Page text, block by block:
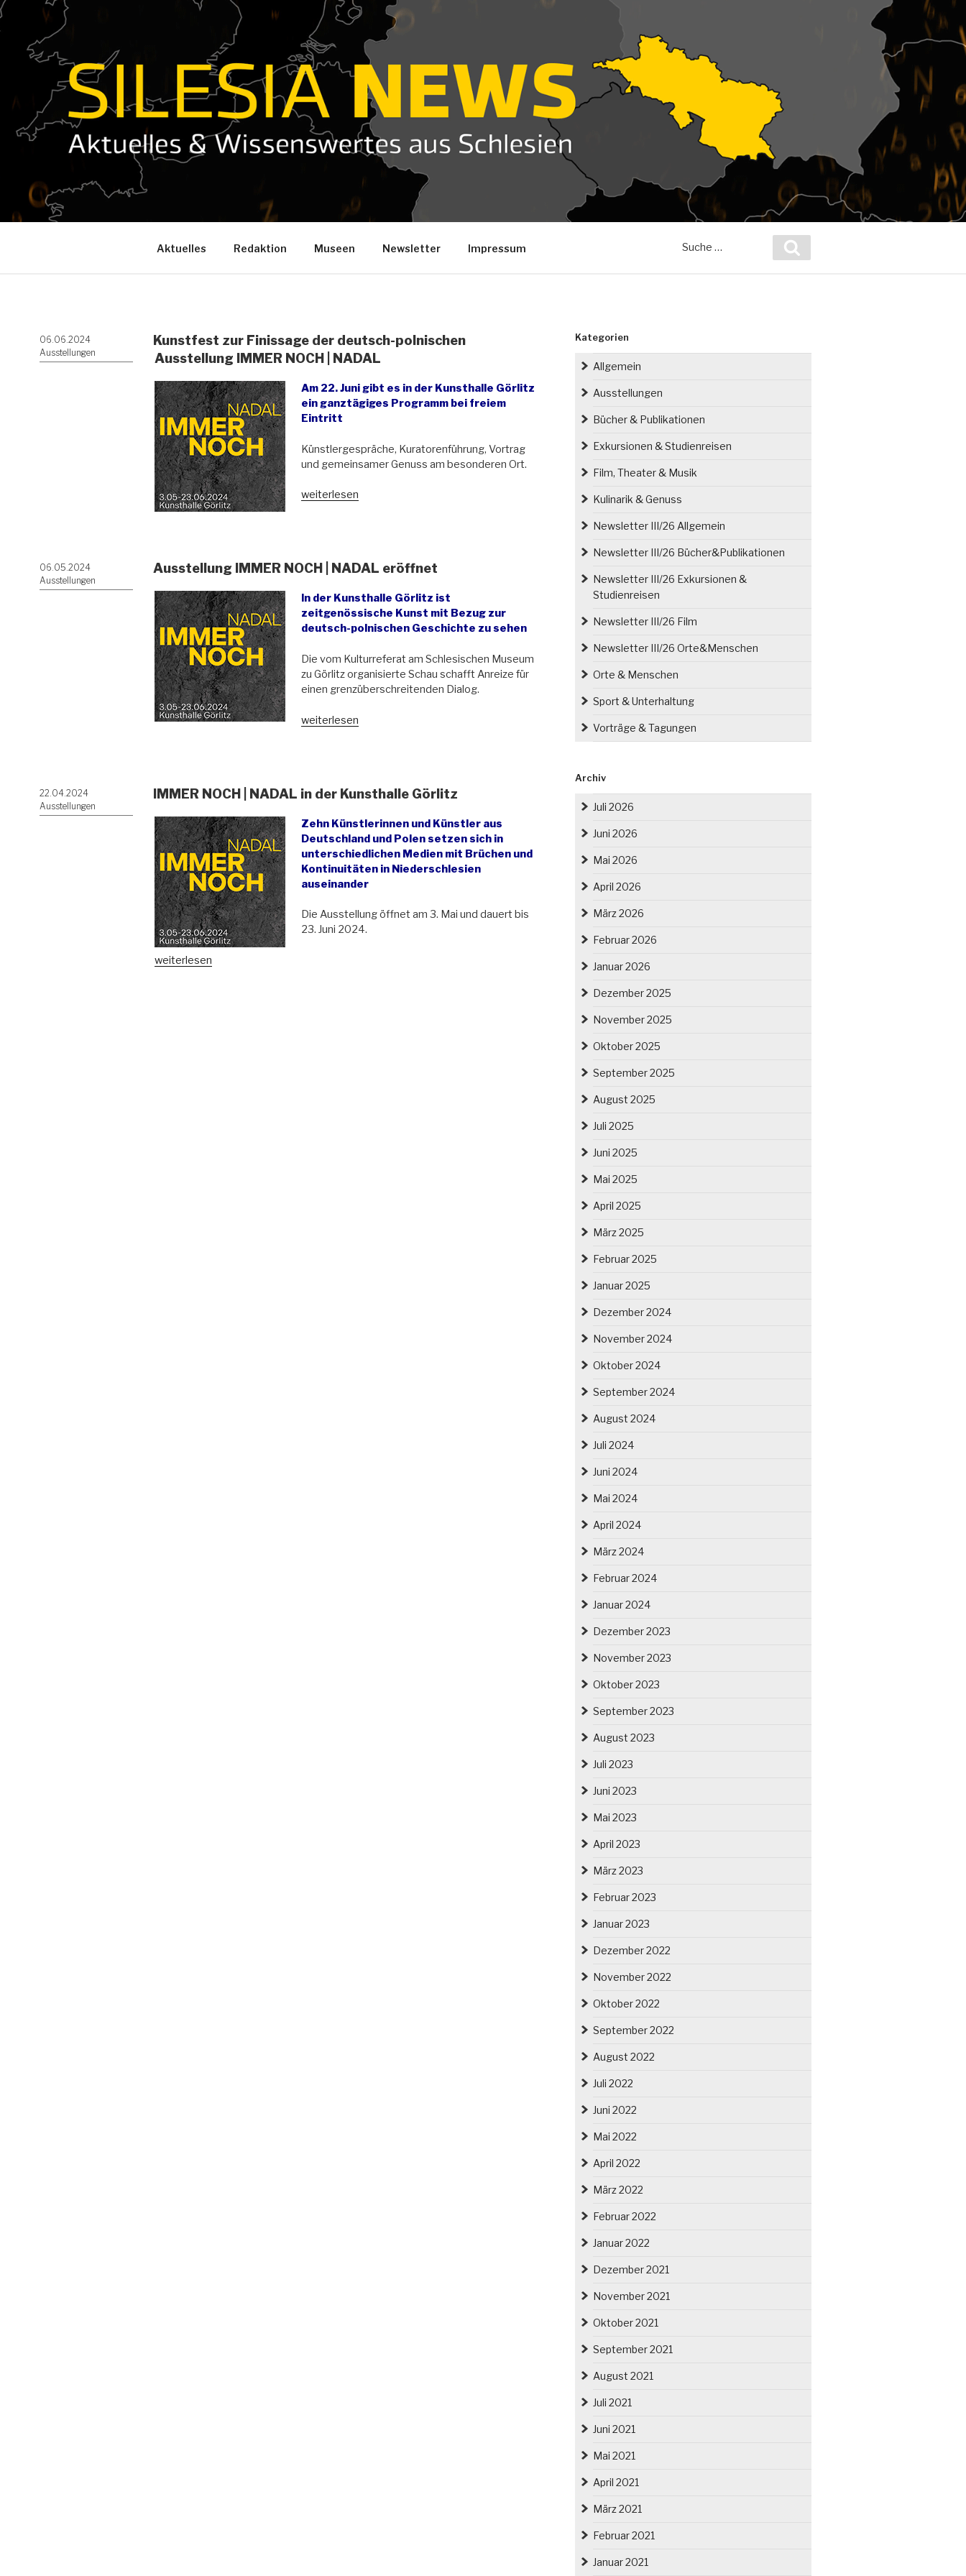
Zum
Inhalt
springen
Aktuelles Redaktion Museen Newsletter Impressum
nach:
Veröffentlicht
am
06.06.2024
Ausstellungen
Kunstfest zur Finissage der deutsch-polnischen
Ausstellung IMMER NOCH | NADAL
Am 22. Juni gibt es in der Kunsthalle Görlitz
ein ganztägiges Programm bei freiem
Eintritt
Künstlergespräche, Kuratorenführung, Vortrag
und gemeinsamer Genuss am besonderen Ort.
„Kunstfest
polnischen
IMMER
NOCH
|
weiterlesen
Veröffentlicht
am
06.05.2024
Ausstellungen
Ausstellung IMMER NOCH | NADAL eröffnet
In der Kunsthalle Görlitz ist
zeitgenössische Kunst mit Bezug zur
deutsch-polnischen Geschichte zu sehen
Die vom Kulturreferat am Schlesischen Museum
zu Görlitz organisierte Schau schafft Anreize für
einen grenzüberschreitenden Dialog.
„Ausstellung
eröffnet“
weiterlesen
Veröffentlicht
am
22.04.2024
Ausstellungen
IMMER NOCH | NADAL in der Kunsthalle Görlitz
Zehn Künstlerinnen und Künstler aus
Deutschland und Polen setzen sich in
unterschiedlichen Medien mit Brüchen und
Kontinuitäten in Niederschlesien
auseinander
Die Ausstellung öffnet am 3. Mai und dauert bis
23. Juni 2024.
„IMMER
weiterlesen
Kategorien
Allgemein
Ausstellungen
Bücher & Publikationen
Exkursionen & Studienreisen
Film, Theater & Musik
Kulinarik & Genuss
Newsletter III/26 Allgemein
Newsletter III/26 Bücher&Publikationen
Newsletter III/26 Exkursionen &
Studienreisen
Newsletter III/26 Film
Newsletter III/26 Orte&Menschen
Orte & Menschen
Sport & Unterhaltung
Vorträge & Tagungen
Archiv
Juli 2026
Juni 2026
Mai 2026
April 2026
März 2026
Februar 2026
Januar 2026
Dezember 2025
November 2025
Oktober 2025
September 2025
August 2025
Juli 2025
Juni 2025
Mai 2025
April 2025
März 2025
Februar 2025
Januar 2025
Dezember 2024
November 2024
Oktober 2024
September 2024
August 2024
Juli 2024
Juni 2024
Mai 2024
April 2024
März 2024
Februar 2024
Januar 2024
Dezember 2023
November 2023
Oktober 2023
September 2023
August 2023
Juli 2023
Juni 2023
Mai 2023
April 2023
März 2023
Februar 2023
Januar 2023
Dezember 2022
November 2022
Oktober 2022
September 2022
August 2022
Juli 2022
Juni 2022
Mai 2022
April 2022
März 2022
Februar 2022
Januar 2022
Dezember 2021
November 2021
Oktober 2021
September 2021
August 2021
Juli 2021
Juni 2021
Mai 2021
April 2021
März 2021
Februar 2021
Januar 2021